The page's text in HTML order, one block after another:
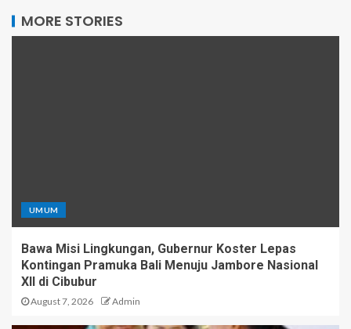
MORE STORIES
UMUM
Bawa Misi Lingkungan, Gubernur Koster Lepas
Kontingan Pramuka Bali Menuju Jambore Nasional
XII di Cibubur
August 7, 2026 Admin